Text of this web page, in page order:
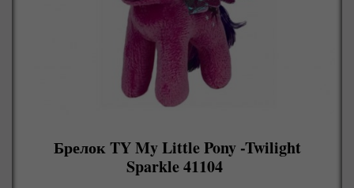
Брелок TY My Little Pony -Twilight
Sparkle 41104